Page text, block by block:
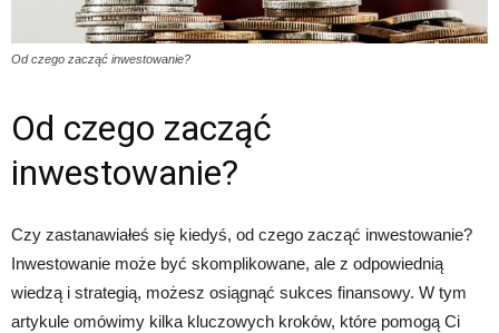
Od czego zacząć inwestowanie?
Od czego zacząć
inwestowanie?
Czy zastanawiałeś się kiedyś, od czego zacząć inwestowanie?
Inwestowanie może być skomplikowane, ale z odpowiednią
wiedzą i strategią, możesz osiągnąć sukces finansowy. W tym
artykule omówimy kilka kluczowych kroków, które pomogą Ci